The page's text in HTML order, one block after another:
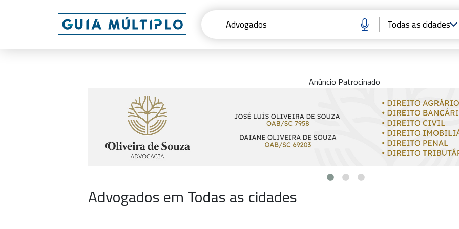
Anúncio Patrocinado
Advogados em Todas as cidades